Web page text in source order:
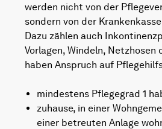
werden nicht von der
sondern von der
Dazu zählen auch
Vorlagen, Windeln, Netzhosen
haben Anspruch auf
mindestens Pflegegrad 1
zuhause, in einer
einer betreuten Anlage